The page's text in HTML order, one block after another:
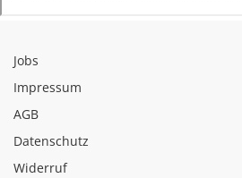
Jobs
Impressum
AGB
Datenschutz
Widerruf